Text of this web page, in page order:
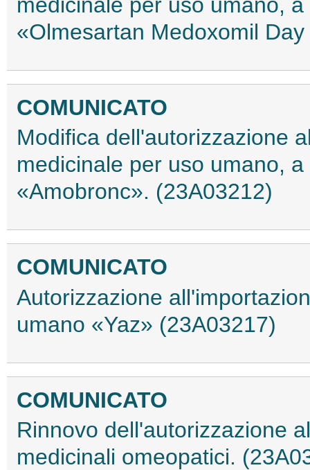
«Olmesartan Medoxomil
COMUNICATO
Modifica dell'autorizzazione
medicinale per uso umano,
«Amobronc». (23A03212)
COMUNICATO
Autorizzazione
umano «Yaz» (23A03217)
COMUNICATO
Rinnovo dell'autorizzazione
medicinali omeopatici.